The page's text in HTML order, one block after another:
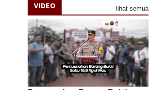
VIDEO lihat semua